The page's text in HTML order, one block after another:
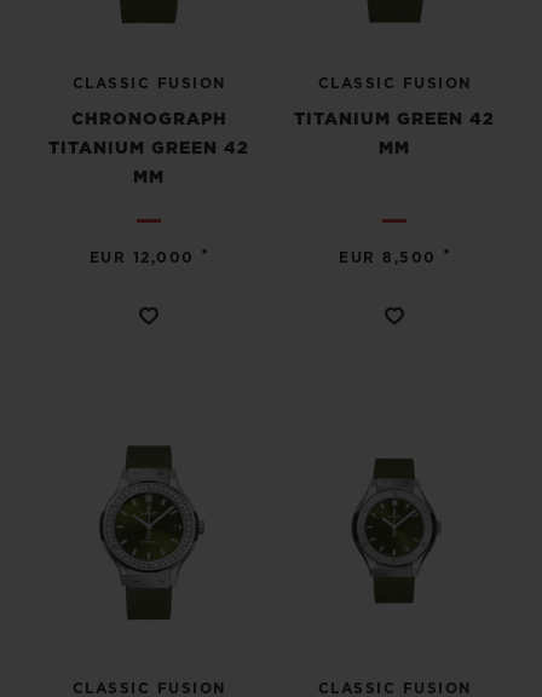
CLASSIC FUSION
CHRONOGRAPH
TITANIUM GREEN 42
MM
EUR 12,000 •
CLASSIC FUSION
TITANIUM GREEN 42
MM
EUR 8,500 •
CLASSIC FUSION CLASSIC FUSION